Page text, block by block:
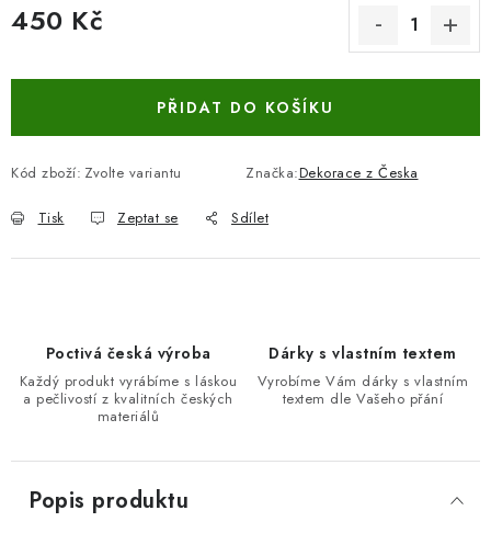
450 Kč
PŘIDAT DO KOŠÍKU
Kód zboží: Zvolte variantu Značka:Dekorace z Česka
Tisk Zeptat se Sdílet
Poctivá česká výroba
Každý produkt vyrábíme s láskou
a pečlivostí z kvalitních českých
materiálů
Dárky s vlastním textem
Vyrobíme Vám dárky s vlastním
textem dle Vašeho přání
Popis produktu